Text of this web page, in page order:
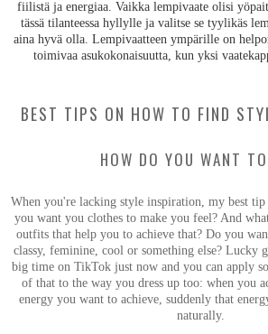
fiilistä ja energiaa. Vaikka lempivaate olisi
tässä tilanteessa hyllylle ja valitse se tyylikäs
aina hyvä olla. Lempivaatteen ympärille on
toimivaa asukokonaisuutta, kun yksi
BEST TIPS ON HOW TO FIND
HOW DO YOU WANT TO
When you're lacking style inspiration, my best
you want you clothes to make you feel? And
outfits that help you to achieve that? Do you
classy, feminine, cool or something else? Lucky
big time on TikTok just now and you can apply
of that to the way you dress up too: when you
energy you want to achieve, suddenly that
naturally.